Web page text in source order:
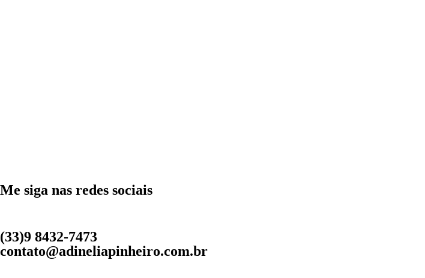
Me siga nas redes sociais
(33)9 8432-7473
contato@adineliapinheiro.com.br